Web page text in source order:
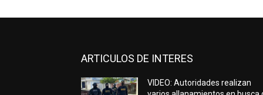
ARTICULOS DE INTERES
VIDEO: Autoridades realizan